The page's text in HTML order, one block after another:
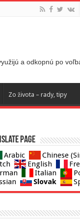
a odkopnú po
Zo života – rady, tipy
page
Arabic
Chinese
English
Italian
Slovak